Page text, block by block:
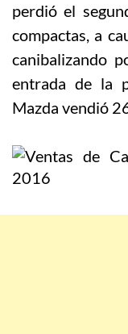
perdió el
compactas, a
canibalizando
entrada de la
Mazda vendió